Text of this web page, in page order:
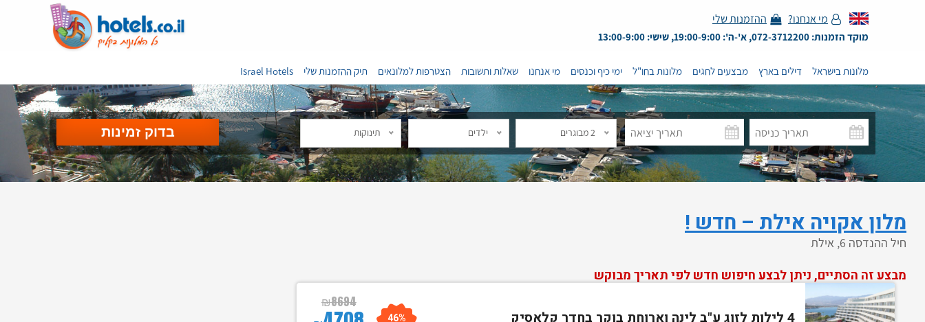
מי אנחנו? ההזמנות שלי
מוקד הזמנות: 072-3712200, א'-ה': 19:00-9:00, שישי: 13:00-9:00
מלונות בישראל דילים בארץ מבצעים לחגים מלונות בחו"ל ימי כיף וכנסים מי אנחנו שאלות ותשובות הצטרפות למלונאים תיק ההזמנות שלי Israel Hotels
2 מבוגרים ילדים תינוקות
מלון אקויה אילת – חדש !
חיל ההנדסה 6, אילת
מבצע זה הסתיים, ניתן לבצע חיפוש חדש לפי תאריך מבוקש
4 לילות לזוג ע"ב לינה וארוחת בוקר בחדר קלאסיק
₪8694
46%